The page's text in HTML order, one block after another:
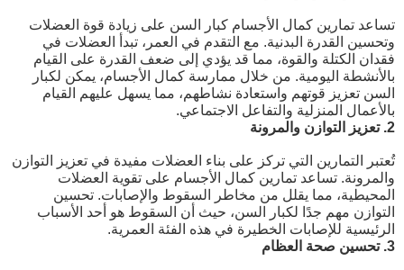
تساعد تمارين كمال الأجسام كبار السن على زيادة قوة العضلات
وتحسين القدرة البدنية. مع التقدم في العمر، تبدأ العضلات في
فقدان الكتلة والقوة، مما قد يؤدي إلى ضعف القدرة على القيام
بالأنشطة اليومية. من خلال ممارسة كمال الأجسام، يمكن لكبار
السن تعزيز قوتهم واستعادة نشاطهم، مما يسهل عليهم القيام
بالأعمال المنزلية والتفاعل الاجتماعي.
2. تعزيز التوازن والمرونة
تُعتبر التمارين التي تركز على بناء العضلات مفيدة في تعزيز التوازن
والمرونة. تساعد تمارين كمال الأجسام على تقوية العضلات
المحيطية، مما يقلل من مخاطر السقوط والإصابات. تحسين
التوازن مهم جدًا لكبار السن، حيث أن السقوط هو أحد الأسباب
الرئيسية للإصابات الخطيرة في هذه الفئة العمرية.
3. تحسين صحة العظام